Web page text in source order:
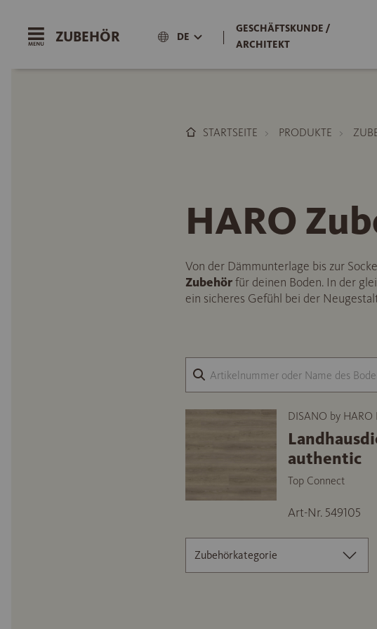
ZUBEHÖR DE |
GESCHÄFTSKUNDE /
ARCHITEKT
STARTSEITE PRODUKTE
HARO
Von der Dämmunterlage bis zur
Zubehörfür deinen Boden. In der
ein sicheres Gefühl bei der
DISANO by HARO
authentic
Top Connect
Art-Nr. 549105
Zubehörkategorie